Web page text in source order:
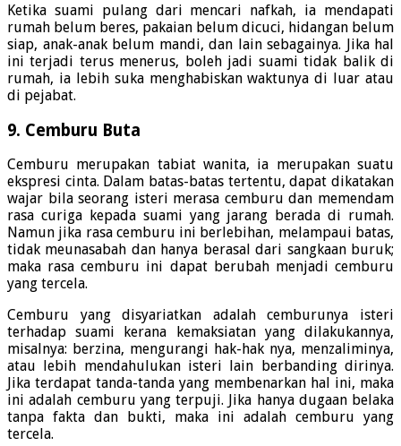
Ketika suami pulang dari mencari nafkah, ia mendapati
rumah belum beres, pakaian belum dicuci, hidangan belum
siap, anak-anak belum mandi, dan lain sebagainya. Jika hal
ini terjadi terus menerus, boleh jadi suami tidak balik di
rumah, ia lebih suka menghabiskan waktunya di luar atau
di pejabat.
9. Cemburu Buta
Cemburu merupakan tabiat wanita, ia merupakan suatu
ekspresi cinta. Dalam batas-batas tertentu, dapat dikatakan
wajar bila seorang isteri merasa cemburu dan memendam
rasa curiga kepada suami yang jarang berada di rumah.
Namun jika rasa cemburu ini berlebihan, melampaui batas,
tidak meunasabah dan hanya berasal dari sangkaan buruk;
maka rasa cemburu ini dapat berubah menjadi cemburu
yang tercela.
Cemburu yang disyariatkan adalah cemburunya isteri
terhadap suami kerana kemaksiatan yang dilakukannya,
misalnya: berzina, mengurangi hak-hak nya, menzaliminya,
atau lebih mendahulukan isteri lain berbanding dirinya.
Jika terdapat tanda-tanda yang membenarkan hal ini, maka
ini adalah cemburu yang terpuji. Jika hanya dugaan belaka
tanpa fakta dan bukti, maka ini adalah cemburu yang
tercela.